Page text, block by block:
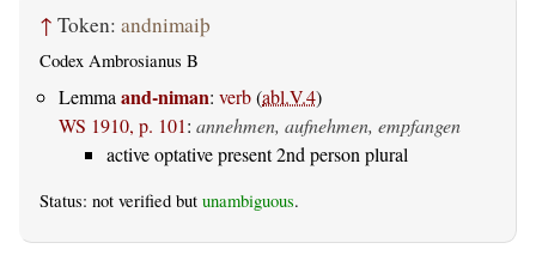
↑ Token: andnimaiþ
Codex Ambrosianus B
Lemma and-niman: verb(abl.V.4)
WS 1910, p. 101: annehmen, aufnehmen, empfangen
active optative present 2nd person plural
Status: not verified but unambiguous.